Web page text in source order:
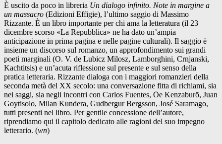
È uscito da poco in libreria Un dialogo infinito. Note in margine a
un massacro (Edizioni Effigie), l’ultimo saggio di Massimo
Rizzante. È un libro importante per chi ama la letteratura (il 23
dicembre scorso «La Repubblica» ne ha dato un’ampia
anticipazione in prima pagina e nelle pagine culturali). Il saggio è
insieme un discorso sul romanzo, un approfondimento sui grandi
poeti marginali (O. V. de Lubicz Milosz, Lamborghini, Crnjanski,
Kachtitsis) e un’acuta riflessione sul presente e sul senso della
pratica letteraria. Rizzante dialoga con i maggiori romanzieri della
seconda metà del XX secolo: una conversazione fitta di richiami, sia
nei saggi, sia negli incontri con Carlos Fuentes, Ōe Kenzaburō, Juan
Goytisolo, Milan Kundera, Gudbergur Bergsson, José Saramago,
tutti presenti nel libro. Per gentile concessione dell’autore,
riprendiamo qui il capitolo dedicato alle ragioni del suo impegno
letterario. (wn)